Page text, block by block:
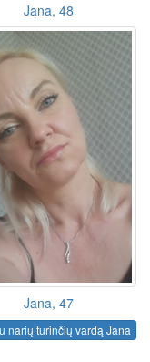
Jana, 48
Jana, 47
narių turinčių vardą Jana